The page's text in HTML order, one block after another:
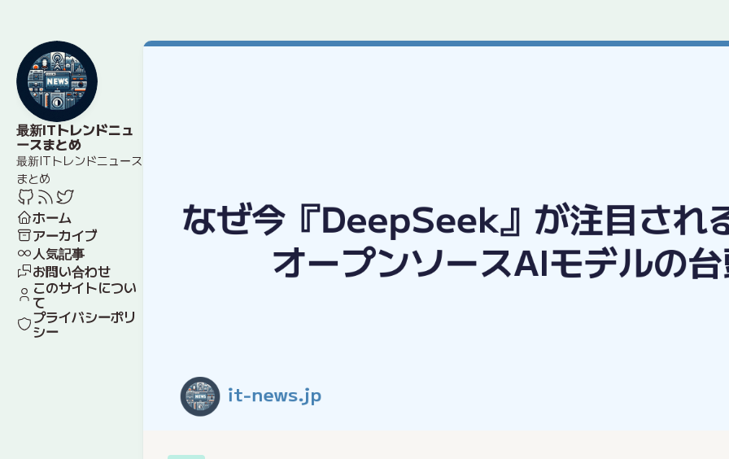
最新ITトレンドニュ
ースまとめ
最新ITトレンドニュース
まとめ
ホーム
アーカイブ
人気記事
お問い合わせ
このサイトについ
て
プライバシーポリ
シー